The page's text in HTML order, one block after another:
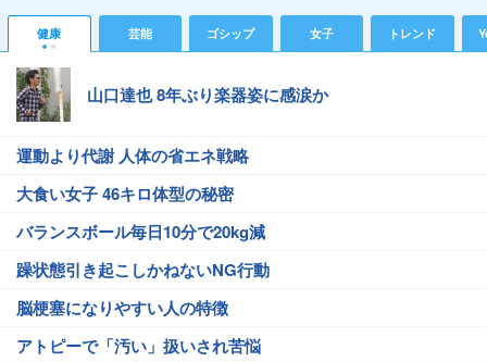
健康 芸能 ゴシップ 女子 トレンド
山口達也 8年ぶり楽器姿に感涙か
運動より代謝 人体の省エネ戦略
大食い女子 46キロ体型の秘密
バランスボール毎日10分で20kg減
躁状態引き起こしかねないNG行動
脳梗塞になりやすい人の特徴
アトピーで「汚い」扱いされ苦悩